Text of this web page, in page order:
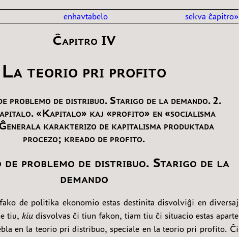
sekva ĉapitro»
enhavtabelo
Ĉapitro IV
La teorio pri profito
problemo de distribuo. Starigo de la demando. 2.
«Kapitalo» kaj «profito» en «socialisma
karakterizo de kapitalisma produktada
procezo; kreado de profito.
de problemo de distribuo. Starigo de la
demando
de politika ekonomio estas destinita disvolviĝi en diversaj
tiu, kiu disvolvas ĉi tiun fakon, tiam tiu ĉi situacio estas aparte
en la teorio pri distribuo, speciale en la teorio pri profito. Ĉi